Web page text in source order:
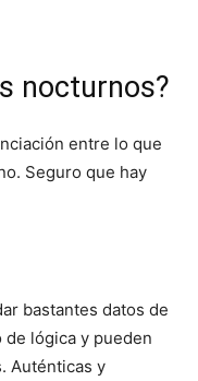
nocturnos?
entre lo que
Seguro que hay
bastantes datos de
lógica y pueden
Auténticas y